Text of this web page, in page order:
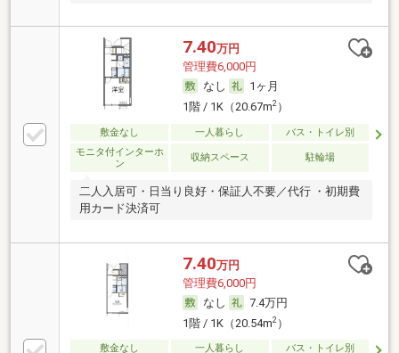
7.40万円
管理費6,000円
なし
1ヶ月
1階 / 1K（20.67m2）
敷金なし 一人暮らし
バス・トイレ別
モニタ付インターホ
ン
収納スペース 駐輪場
二人入居可・日当り良好・保証人不要／代行 ・初期費
用カード決済可
7.40万円
管理費6,000円
なし
7.4万円
1階 / 1K（20.54m2）
敷金なし 一人暮らし バス・トイレ別